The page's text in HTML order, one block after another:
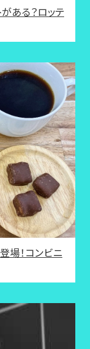
ある？ロッテ
場！コンビニ